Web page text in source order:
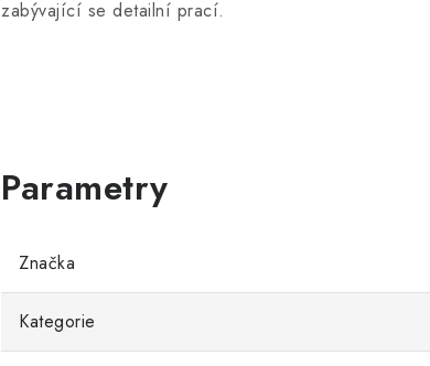
zabývající se detailní prací.
Značka
Kategorie